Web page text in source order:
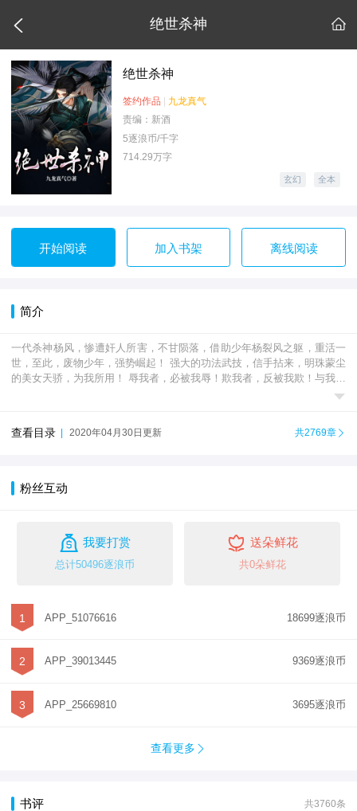
 绝世杀神 
绝世杀神
签约作品 | 九龙真气
责编：新酒
5逐浪币/千字
714.29万字
玄幻 全本
开始阅读 加入书架 离线阅读
简介
一代杀神杨风，惨遭奸人所害，不甘陨落，借助少年杨裂风之躯，重活一
世，至此，废物少年，强势崛起！ 强大的功法武技，信手拈来，明珠蒙尘
的美女天骄，为我所用！ 辱我者，必被我辱！欺我者，反被我欺！与我作

查看目录 2020年04月30日更新 共2769章 
粉丝互动
 我要打赏
总计50496逐浪币
 送朵鲜花
共0朵鲜花
1 APP_51076616 18699逐浪币
2 APP_39013445 9369逐浪币
3 APP_25669810 3695逐浪币
查看更多 
书评 共3760条